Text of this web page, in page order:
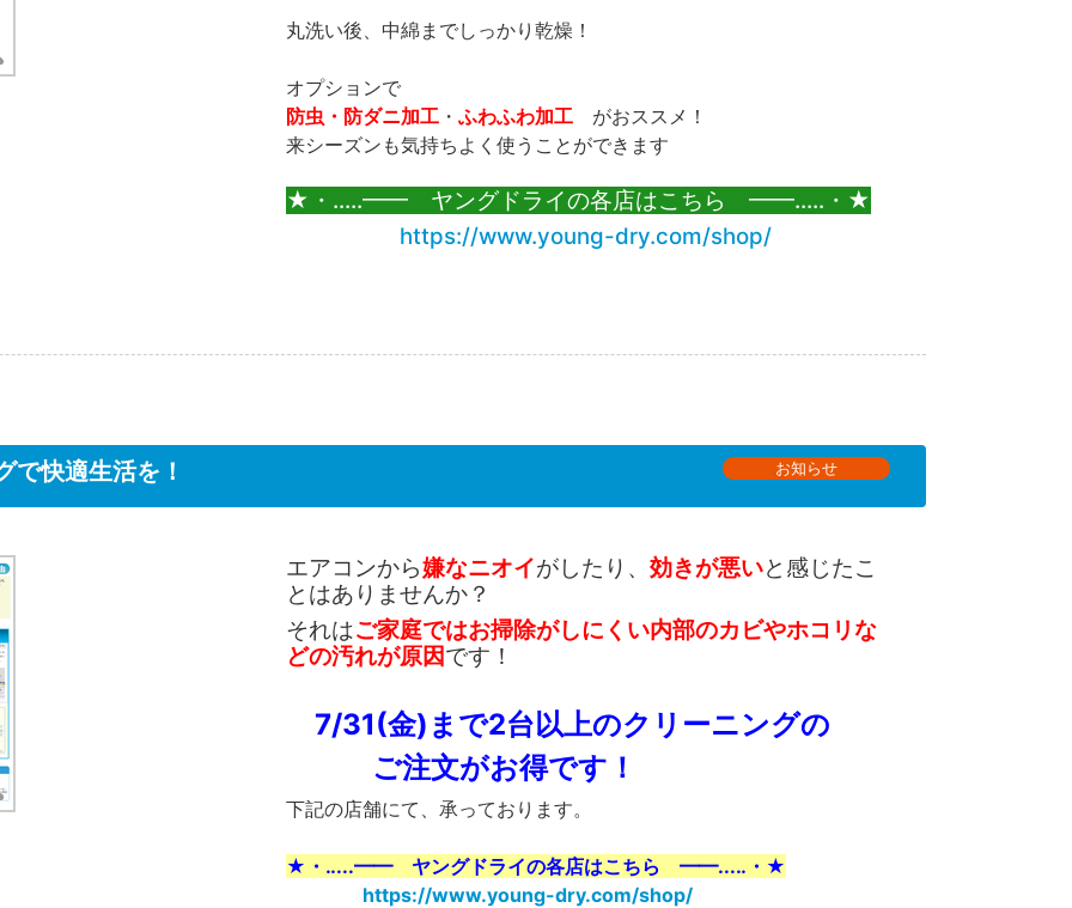
丸洗い後、中綿までしっかり乾燥！
オプションで
防虫・防ダニ加工 ・ ふわふわ加工 がおススメ！
来シーズンも気持ちよく使うことができます
★・‥...━━ ヤングドライの各店はこちら ━━...‥・★
https://www.young-dry.com/shop/
で快適生活を！ お知らせ
エアコンから嫌なニオイがしたり、 効きが悪いと感じたこ
とはありませんか？
それはご家庭ではお掃除がしにくい内部のカビやホコリな
どの汚れが原因です！
7/31(金)まで2台以上のクリーニングの
ご注文がお得です！
下記の店舗にて、承っております。
★・‥...━━ ヤングドライの各店はこちら ━━...‥・★
https://www.young-dry.com/shop/